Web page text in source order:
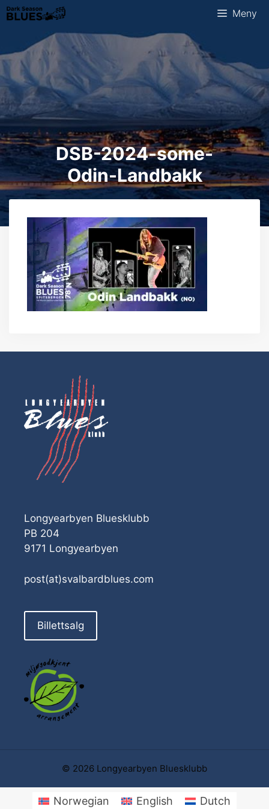
Hopp
til
innhold
Meny
DSB-2024-some-
Odin-Landbakk
Longyearbyen Bluesklubb
PB 204
9171 Longyearbyen
post(at)svalbardblues.com
Billettsalg
© 2026 Longyearbyen Bluesklubb
Norwegian English Dutch